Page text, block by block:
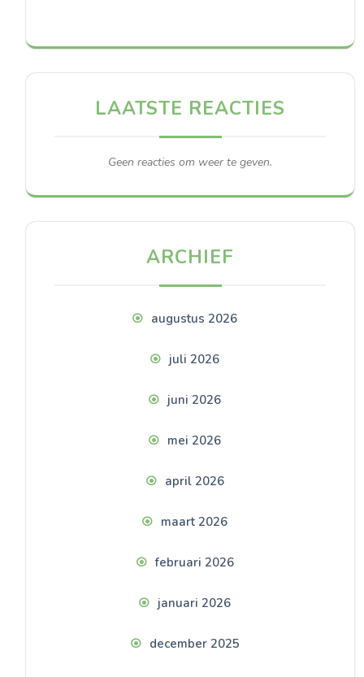
LAATSTE REACTIES
Geen reacties om weer te geven.
ARCHIEF
augustus 2026
juli 2026
juni 2026
mei 2026
april 2026
maart 2026
februari 2026
januari 2026
december 2025